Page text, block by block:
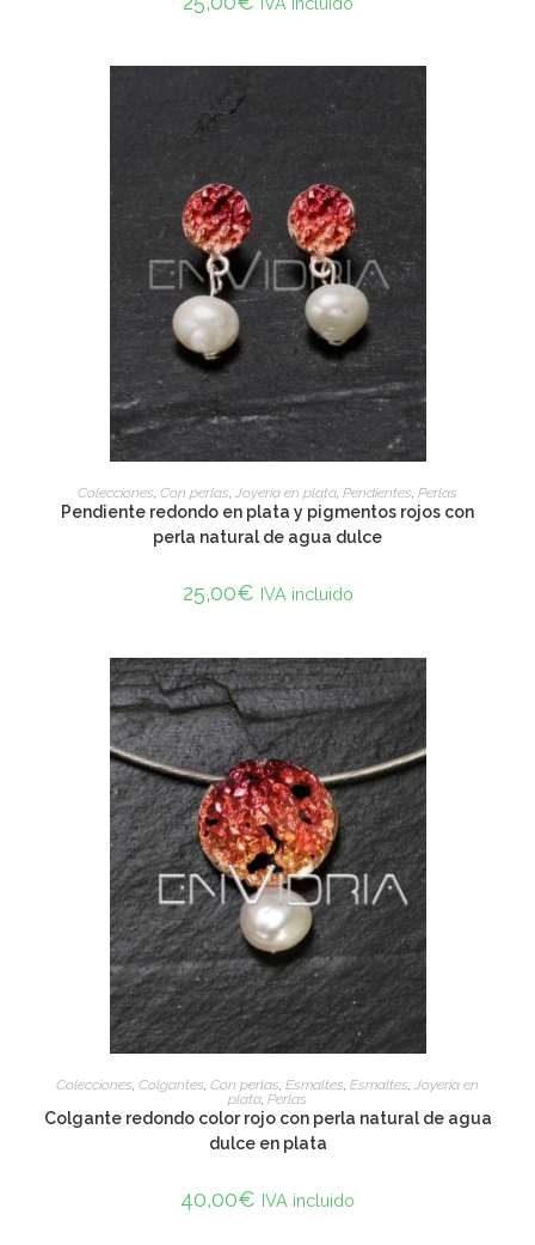
ADD TO CART
Colecciones, Con perlas, Joyería en plata, Pendientes, Perlas
Pendiente redondo en plata y pigmentos rojos con
perla natural de agua dulce
25,00€ IVA incluido
ADD TO CART
Colecciones, Colgantes, Con perlas, Esmaltes, Esmaltes, Joyería en
plata, Perlas
Colgante redondo color rojo con perla natural de agua
dulce en plata
40,00€ IVA incluido